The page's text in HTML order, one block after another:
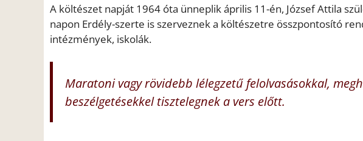
A költészet napját 1964 óta ünneplik április 11-én, József Attila
napon Erdély-szerte is szerveznek a költészetre összpontosító
intézmények, iskolák.
Maratoni vagy rövidebb lélegzetű felolvasásokkal,
beszélgetésekkel tisztelegnek a vers előtt.